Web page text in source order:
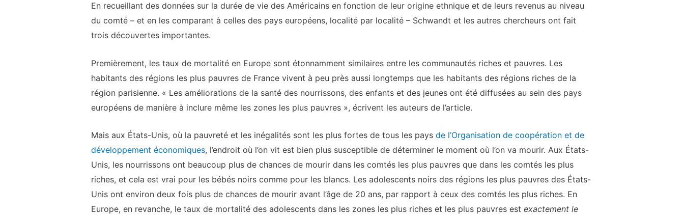
En recueillant des données sur la durée de vie des Américains en fonction de leur origine ethnique et de leurs revenus au niveau
du comté – et en les comparant à celles des pays européens, localité par localité – Schwandt et les autres chercheurs ont fait
trois découvertes importantes.
Premièrement, les taux de mortalité en Europe sont étonnamment similaires entre les communautés riches et pauvres. Les
habitants des régions les plus pauvres de France vivent à peu près aussi longtemps que les habitants des régions riches de la
région parisienne. « Les améliorations de la santé des nourrissons, des enfants et des jeunes ont été diffusées au sein des pays
européens de manière à inclure même les zones les plus pauvres », écrivent les auteurs de l’article.
Mais aux États-Unis, où la pauvreté et les inégalités sont les plus fortes de tous les pays de l’Organisation de coopération et de
développement économiques, l’endroit où l’on vit est bien plus susceptible de déterminer le moment où l’on va mourir. Aux États-
Unis, les nourrissons ont beaucoup plus de chances de mourir dans les comtés les plus pauvres que dans les comtés les plus
riches, et cela est vrai pour les bébés noirs comme pour les blancs. Les adolescents noirs des régions les plus pauvres des États-
Unis ont environ deux fois plus de chances de mourir avant l’âge de 20 ans, par rapport à ceux des comtés les plus riches. En
Europe, en revanche, le taux de mortalité des adolescents dans les zones les plus riches et les plus pauvres est exactement le